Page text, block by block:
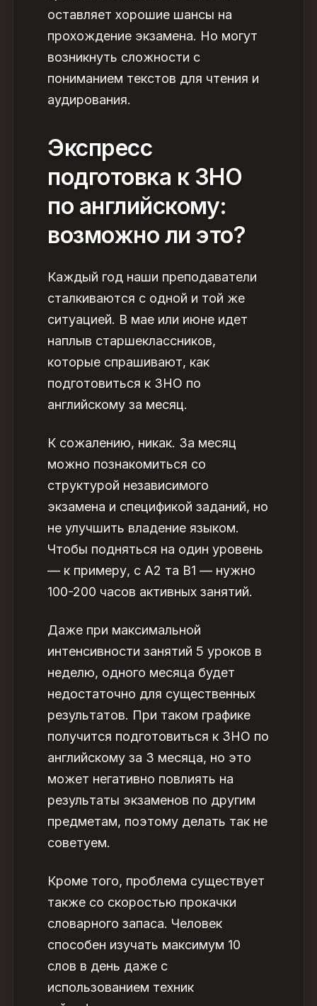
оставляет хорошие шансы на
прохождение экзамена. Но могут
возникнуть сложности с
пониманием текстов для чтения и
аудирования.
Экспресс
подготовка к ЗНО
по английскому:
возможно ли это?
Каждый год наши преподаватели
сталкиваются с одной и той же
ситуацией. В мае или июне идет
наплыв старшеклассников,
которые спрашивают, как
подготовиться к ЗНО по
английскому за месяц.
К сожалению, никак. За месяц
можно познакомиться со
структурой независимого
экзамена и спецификой заданий, но
не улучшить владение языком.
Чтобы подняться на один уровень
— к примеру, с А2 та В1 — нужно
100-200 часов активных занятий.
Даже при максимальной
интенсивности занятий 5 уроков в
неделю, одного месяца будет
недостаточно для существенных
результатов. При таком графике
получится подготовиться к ЗНО по
английскому за 3 месяца, но это
может негативно повлиять на
результаты экзаменов по другим
предметам, поэтому делать так не
советуем.
Кроме того, проблема существует
также со скоростью прокачки
словарного запаса. Человек
способен изучать максимум 10
слов в день даже с
использованием техник